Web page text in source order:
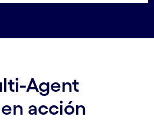
Agent
acción